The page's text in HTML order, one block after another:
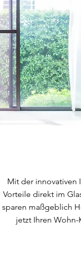
Mit der innovativen
Vorteile direkt im
sparen maßgeblich
jetzt Ihren